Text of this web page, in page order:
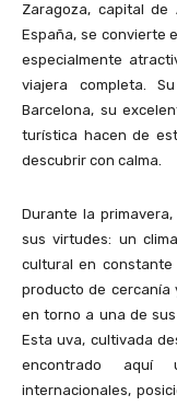
Zaragoza, capital
España, se convierte
especialmente
viajera completa.
Barcelona, su
turística hacen de
descubrir con calma.
Durante la
sus virtudes: un
cultural en constante
producto de
en torno a una de
Esta uva, cultivada
encontrado aquí
internacionales,